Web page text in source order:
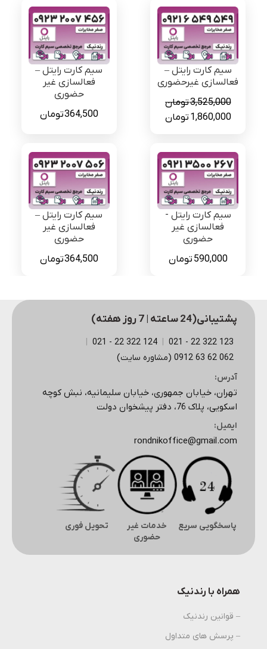
سیم کارت رایتل –
فعالسازی غیرحضوری
3,525,000تومان
قیمت
بود.
1,860,000 تومانقیمت
است.
سیم کارت رایتل –
فعالسازی غیر
حضوری
364,500تومان
سیم کارت رایتل -
فعالسازی غیر
حضوری
590,000 تومان
سیم کارت رایتل –
فعالسازی غیر
حضوری
364,500تومان
پشتیبانی(24 ساعته | 7 روز هفته)
123 322 22 - 021
124 322 22 - 021
062 62 63 0912 (مشاوره سایت)
آدرس:
تهران، خیابان جمهوری، خیابان سلیمانیه، نبش کوچه
اسکویی، پلاک 76، دفتر پیشخوان دولت
ایمیل:
rondnikoffice@gmail.com
پاسخگویی سریع
خدمات غیر
حضوری
تحویل فوری
همراه با رندنیک
– قوانین رندنیک
– پرسش های متداول